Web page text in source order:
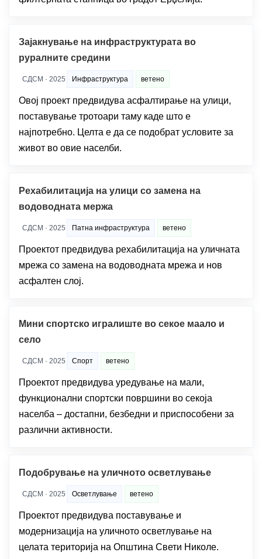
Зајакнување на инфраструктурата во
руралните средини
СДСМ · 2025 Инфраструктура ветено
Овој проект предвидува асфалтирање на улици,
поставување тротоари таму каде што е
најпотребно. Целта е да се подобрат условите за
живот во овие населби.
Рехабилитација на улици со замена на
водоводната мержа
СДСМ · 2025 Патна инфраструктура ветено
Проектот предвидува рехабилитација на уличната
мрежа со замена на водоводната мрежа и нов
асфалтен слој.
Мини спортско игралиште во секое маало и
село
СДСМ · 2025 Спорт ветено
Проектот предвидува уредување на мали,
функционални спортски површини во секоја
населба – достапни, безбедни и приспособени за
различни активности.
Подобрување на уличното осветлување
СДСМ · 2025 Осветлување ветено
Проектот предвидува поставување и
модернизација на уличното осветлување на
целата територија на Општина Свети Николе.